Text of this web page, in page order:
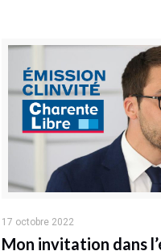
17 octobre 2022
Mon invitation dans